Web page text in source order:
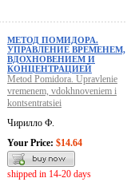
МЕТОД ПОМИДОРА.
УПРАВЛЕНИЕ ВРЕМЕНЕМ,
ВДОХНОВЕНИЕМ И
КОНЦЕНТРАЦИЕЙ
Metod Pomidora. Upravlenie
vremenem, vdokhnoveniem i
kontsentratsiei
Чирилло Ф.
Your Price: $14.64
shipped in 14-20 days